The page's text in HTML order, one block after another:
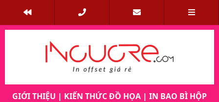
GIỚI THIỆU | KIẾN THỨC ĐỒ HỌA | IN BAO BÌ HỘP